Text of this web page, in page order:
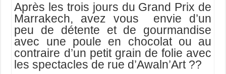
Après les trois jours du Grand Prix de
Marrakech, avez vous envie d’un
peu de détente et de gourmandise
avec une poule en chocolat ou au
contraire d’un petit grain de folie avec
les spectacles de rue d’Awaln’Art ??